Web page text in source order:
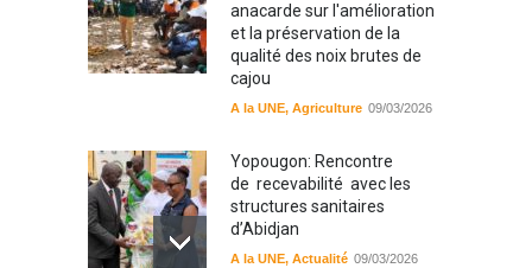
anacarde sur l'amélioration
et la préservation de la
qualité des noix brutes de
cajou
A la UNE, Agriculture 09/03/2026
Yopougon: Rencontre
de recevabilité avec les
structures sanitaires
d’Abidjan
A la UNE, Actualité 09/03/2026